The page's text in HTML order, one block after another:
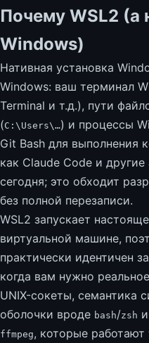
Почему WSL2 (а
Windows)
Нативная установка
Windows: ваш терминал
Terminal и т.д.), пути
(C:\Users\…) и процессы
Git Bash для выполнения
как Claude Code и
сегодня; это обходит
без полной перезаписи.
WSL2 запускает
виртуальной машине,
практически идентичен
когда вам нужно
UNIX-сокеты, семантика
оболочки вроде bash/zsh
ffmpeg, которые работают